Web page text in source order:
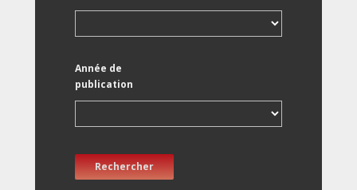
Année de
publication
Rechercher